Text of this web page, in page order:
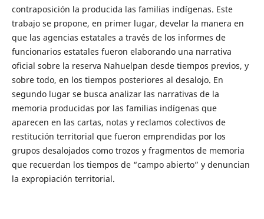
contraposición la producida las familias indígenas. Este
trabajo se propone, en primer lugar, develar la manera en
que las agencias estatales a través de los informes de
funcionarios estatales fueron elaborando una narrativa
oficial sobre la reserva Nahuelpan desde tiempos previos, y
sobre todo, en los tiempos posteriores al desalojo. En
segundo lugar se busca analizar las narrativas de la
memoria producidas por las familias indígenas que
aparecen en las cartas, notas y reclamos colectivos de
restitución territorial que fueron emprendidas por los
grupos desalojados como trozos y fragmentos de memoria
que recuerdan los tiempos de “campo abierto” y denuncian
la expropiación territorial.